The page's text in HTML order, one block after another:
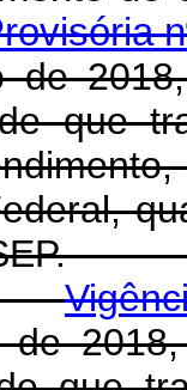
2018,
de que
2018,